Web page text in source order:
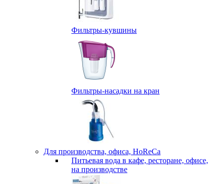
Фильтры-кувшины
Фильтры-насадки на кран
Для производства, офиса, HoReCa
Питьевая вода в кафе, ресторане, офисе,
на производстве